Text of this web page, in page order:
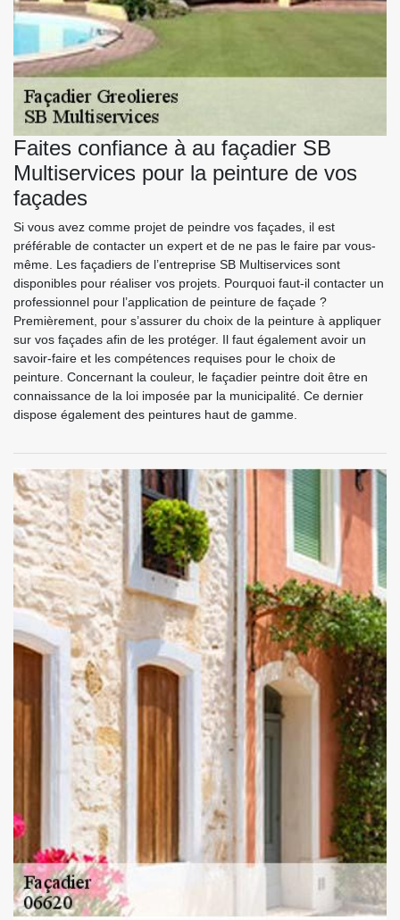
Faites confiance à au façadier SB
Multiservices pour la peinture de vos
façades
Si vous avez comme projet de peindre vos façades, il est
préférable de contacter un expert et de ne pas le faire par vous-
même. Les façadiers de l’entreprise SB Multiservices sont
disponibles pour réaliser vos projets. Pourquoi faut-il contacter un
professionnel pour l’application de peinture de façade ?
Premièrement, pour s’assurer du choix de la peinture à appliquer
sur vos façades afin de les protéger. Il faut également avoir un
savoir-faire et les compétences requises pour le choix de
peinture. Concernant la couleur, le façadier peintre doit être en
connaissance de la loi imposée par la municipalité. Ce dernier
dispose également des peintures haut de gamme.